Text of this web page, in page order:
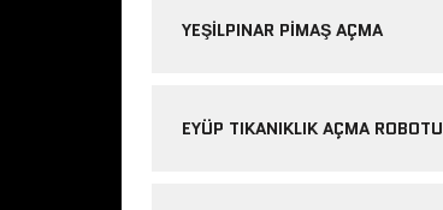
YEŞILPINAR PIMAŞ AÇMA
EYÜP TIKANIKLIK AÇMA ROBOTU